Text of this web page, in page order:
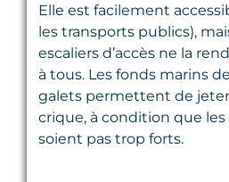
Elle est facilement
les transports publics),
escaliers d’accès ne la
à tous. Les fonds marins
galets permettent de jeter
crique, à condition que les
soient pas trop forts.